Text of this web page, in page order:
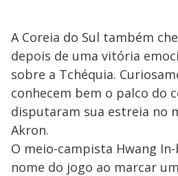
A Coreia do Sul também
depois de uma vitória
sobre a Tchéquia.
conhecem bem o palco do
disputaram sua estreia no
Akron.
O meio-campista Hwang
nome do jogo ao marcar